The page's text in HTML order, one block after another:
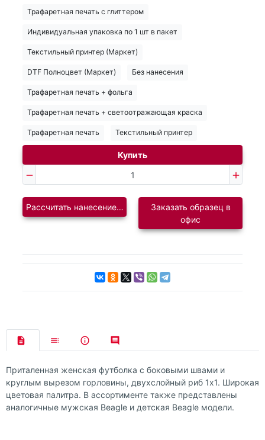
Трафаретная печать с глиттером
Индивидуальная упаковка по 1 шт в пакет
Текстильный принтер (Маркет)
DTF Полноцвет (Маркет) Без нанесения
Трафаретная печать + фольга
Трафаретная печать + светоотражающая краска
Трафаретная печать Текстильный принтер
Купить
Рассчитать нанесение логотипаЗаказать образец в
офис
Приталенная женская футболка с боковыми швами и
круглым вырезом горловины, двухслойный риб 1х1. Широкая
цветовая палитра. В ассортименте также представлены
аналогичные мужская Beagle и детская Beagle модели.